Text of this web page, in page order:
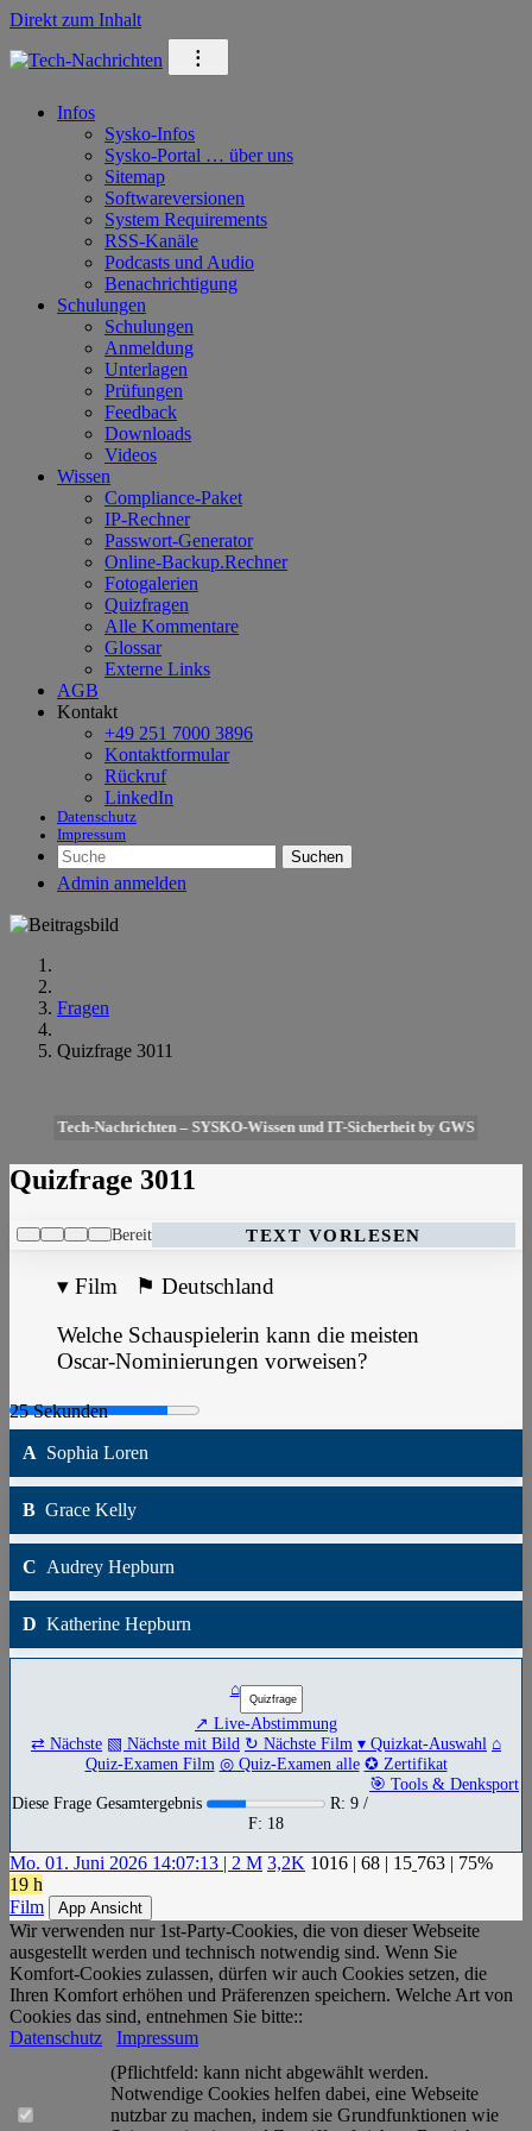
Direkt zum Inhalt
⁝
Infos
Sysko-Infos
Sysko-Portal … über uns
Sitemap
Softwareversionen
System Requirements
RSS-Kanäle
Podcasts und Audio
Benachrichtigung
Schulungen
Schulungen
Anmeldung
Unterlagen
Prüfungen
Feedback
Downloads
Videos
Wissen
Compliance-Paket
IP-Rechner
Passwort-Generator
Online-Backup.Rechner
Fotogalerien
Quizfragen
Alle Kommentare
Glossar
Externe Links
AGB
Kontakt
+49 251 7000 3896
Kontaktformular
Rückruf
LinkedIn
Datenschutz
Impressum
Suchen
Admin anmelden
Fragen
Quizfrage 3011
Tech-Nachrichten – SYSKO-Wissen und IT-Sicherheit by GWS
Quizfrage 3011
Bereit TEXT VORLESEN
▾ Film ⚑ Deutschland
Welche Schauspielerin kann die meisten
Oscar-Nominierungen vorweisen?
A Sophia Loren
B Grace Kelly
C Audrey Hepburn
D Katherine Hepburn
⌂
↗ Live-Abstimmung
⇄ Nächste ▧ Nächste mit Bild ↻ Nächste Film ▾ Quizkat-Auswahl ⌂
Quiz-Examen Film ◎ Quiz-Examen alle ✪ Zertifikat
🎯 Tools & Denksport
Diese Frage Gesamtergebnis
R: 9 /
F: 18
Mo. 01. Juni 2026 14:07:13 | 2 M 3,2K 1016 | 68 | 15 763 | 75%
19 h
Film
App Ansicht
Wir verwenden nur 1st-Party-Cookies, die von dieser Webseite
ausgestellt werden und technisch notwendig sind. Wenn Sie
Komfort-Cookies zulassen, dürfen wir auch Cookies setzen, die
Ihren Komfort erhöhen und Präferenzen speichern. Welche Art von
Cookies das sind, entnehmen Sie bitte::
Datenschutz
Impressum
(Pflichtfeld: kann nicht abgewählt werden.
Notwendige Cookies helfen dabei, eine Webseite
nutzbar zu machen, indem sie Grundfunktionen wie